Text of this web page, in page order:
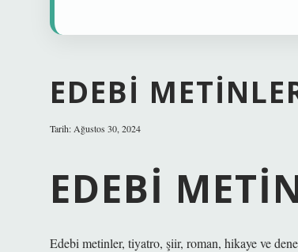
EDEBI
Tarih: Ağustos 30, 2024
EDEBI
Edebi metinler, tiyatro, şiir, roman, hikaye ve